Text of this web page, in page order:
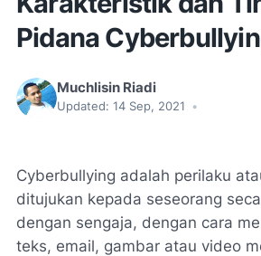
Pidana
Muchlisin Riadi
Updated: 14 Sep, 2021 •
Cyberbullying adalah perilaku
ditujukan kepada seseorang
dengan sengaja, dengan cara
teks, email, gambar atau video